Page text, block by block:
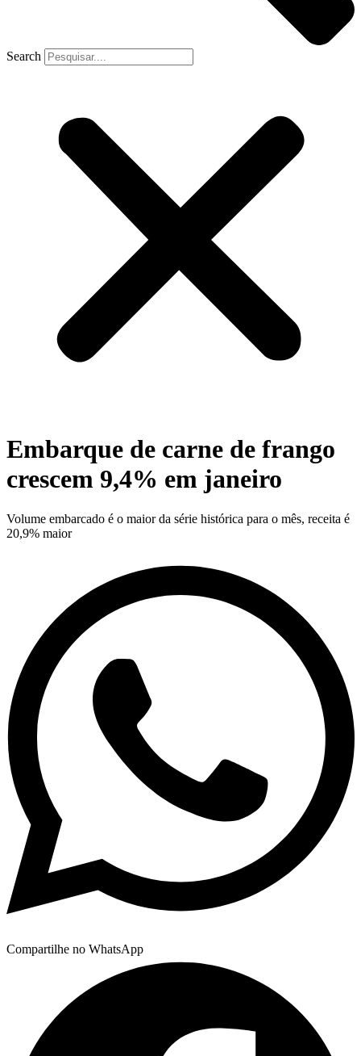
Search
Embarque de carne de frango
crescem 9,4% em janeiro
Volume embarcado é o maior da série histórica para o mês, receita é
20,9% maior
Compartilhe no WhatsApp